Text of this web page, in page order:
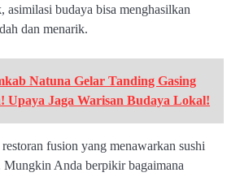
asimilasi budaya bisa menghasilkan
dan menarik.
Natuna Gelar Tanding Gasing
Upaya Jaga Warisan Budaya Lokal!
fusion yang menawarkan sushi
Mungkin Anda berpikir bagaimana